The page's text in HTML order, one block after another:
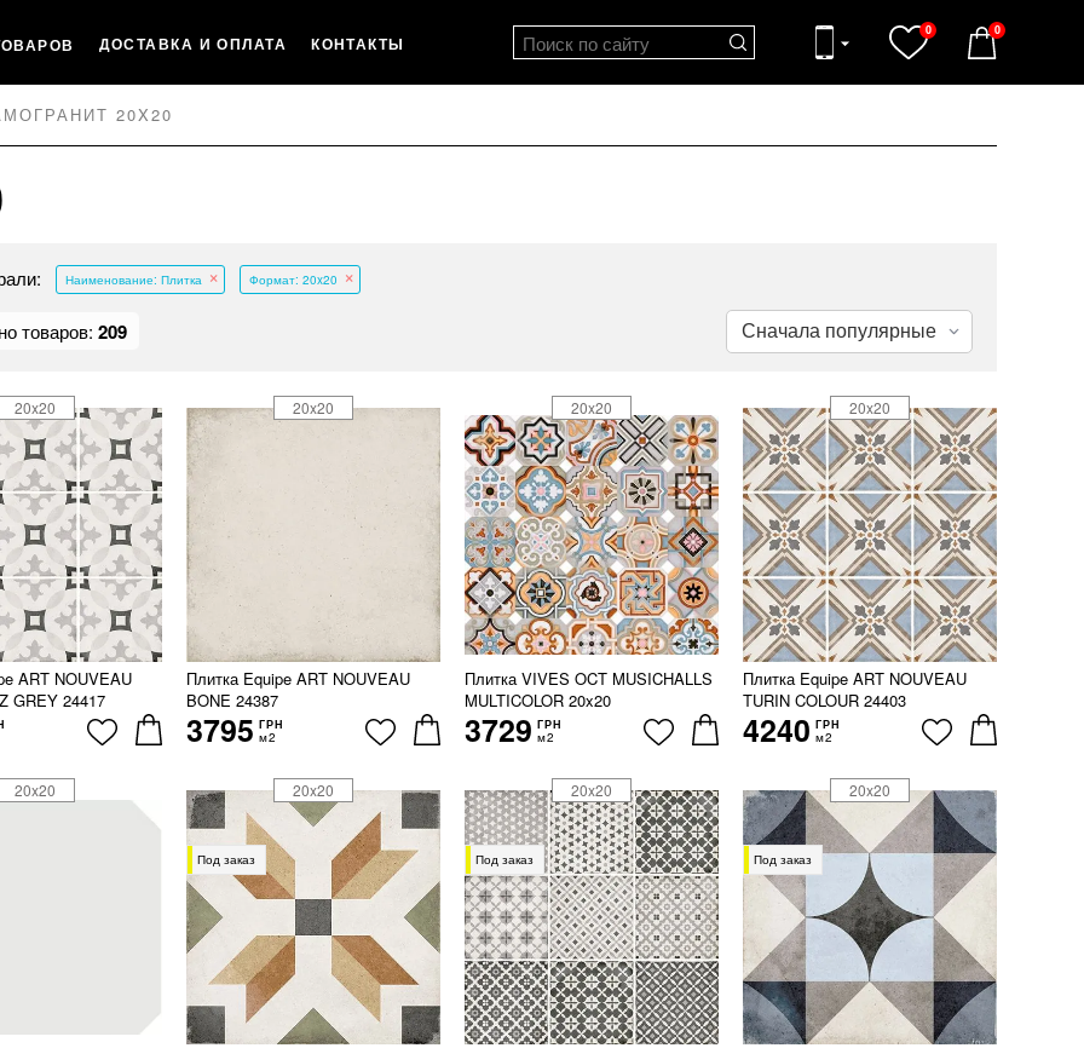
ДОСТАВКА И ОПЛАТА КОНТАКТЫ
0 0
20X20
Наименование: Плитка Формат: 20x20
товаров: 209
ART NOUVEAU
GREY 24417
20x20
Плитка Equipe ART NOUVEAU
BONE 24387
3795 ГРН
м2
20x20
Плитка VIVES OCT MUSICHALLS
MULTICOLOR 20x20
3729 ГРН
м2
20x20
Плитка Equipe ART NOUVEAU
TURIN COLOUR 24403
4240 ГРН
м2
20x20
20x20
Под заказ
20x20
Под заказ
20x20
Под заказ
20x20